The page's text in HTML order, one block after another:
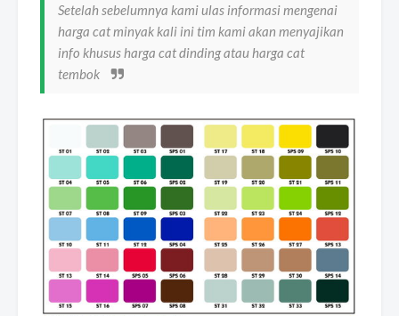
Setelah sebelumnya kami ulas informasi mengenai
harga cat minyak kali ini tim kami akan menyajikan
info khusus harga cat dinding atau harga cat
tembok